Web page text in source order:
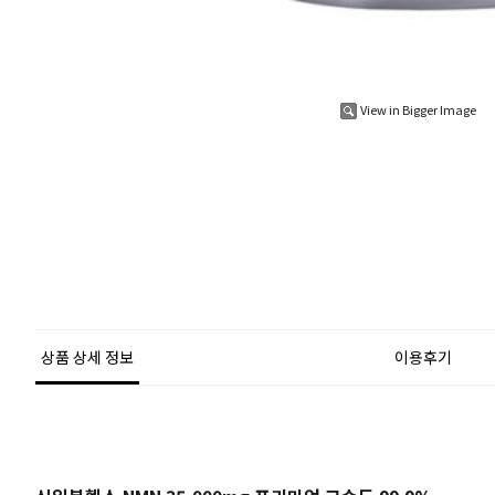
View in Bigger Image
상품 상세 정보 이용후기